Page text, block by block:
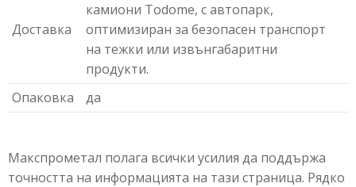
Доставка
камиони Todome, с автопарк,
оптимизиран за безопасен транспорт
на тежки или извънгабаритни
продукти.
Опаковка
да
Макспрометал полага всички усилия да поддържа
точността на информацията на тази страница. Рядко